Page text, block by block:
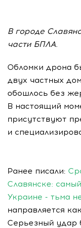
В городе
части БПЛА.
Обломки дрона
двух частных
обошлось без
В настоящий
присутствуют
и
Ранее писали:
Славянске:
Украине - тьма
направляется
Серьезный удар